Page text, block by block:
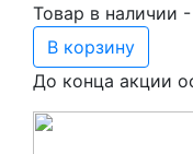
Товар в наличии -
В корзину
До конца акции